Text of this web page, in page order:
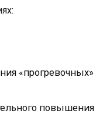
«прогревочных»
повышения